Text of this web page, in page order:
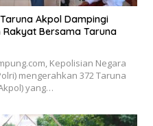
Akpol Dampingi
Rakyat Bersama Taruna
Kepolisian Negara
mengerahkan 372 Taruna
yang…